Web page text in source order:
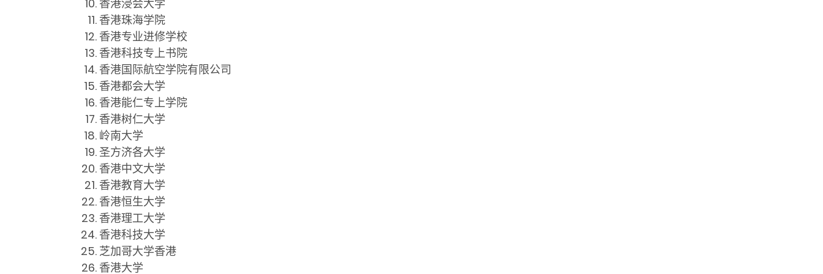
香港浸会大学
香港珠海学院
香港专业进修学校
香港科技专上书院
香港国际航空学院有限公司
香港都会大学
香港能仁专上学院
香港树仁大学
岭南大学
圣方济各大学
香港中文大学
香港教育大学
香港恒生大学
香港理工大学
香港科技大学
芝加哥大学香港
香港大学